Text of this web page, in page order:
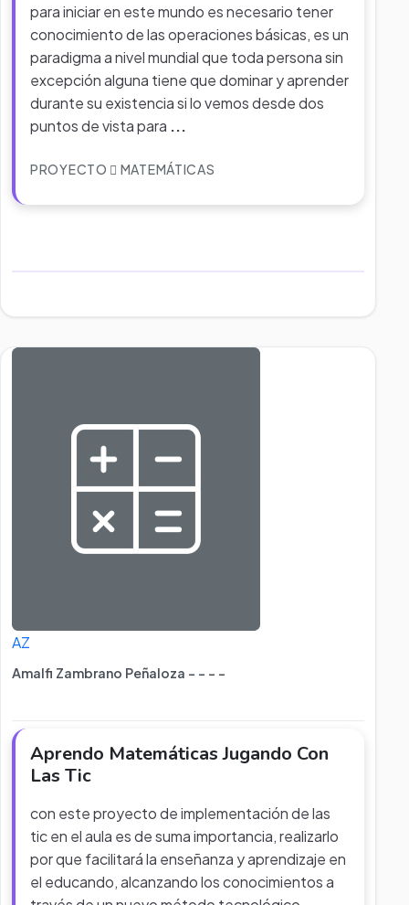
para iniciar en este mundo es necesario tener
conocimiento de las operaciones básicas, es un
paradigma a nivel mundial que toda persona sin
excepción alguna tiene que dominar y aprender
durante su existencia si lo vemos desde dos
puntos de vista para ...
PROYECTO MATEMÁTICAS
AZ
Amalfi Zambrano Peñaloza - - - -
Aprendo Matemáticas Jugando Con
Las Tic
con este proyecto de implementación de las
tic en el aula es de suma importancia, realizarlo
por que facilitará la enseñanza y aprendizaje en
el educando, alcanzando los conocimientos a